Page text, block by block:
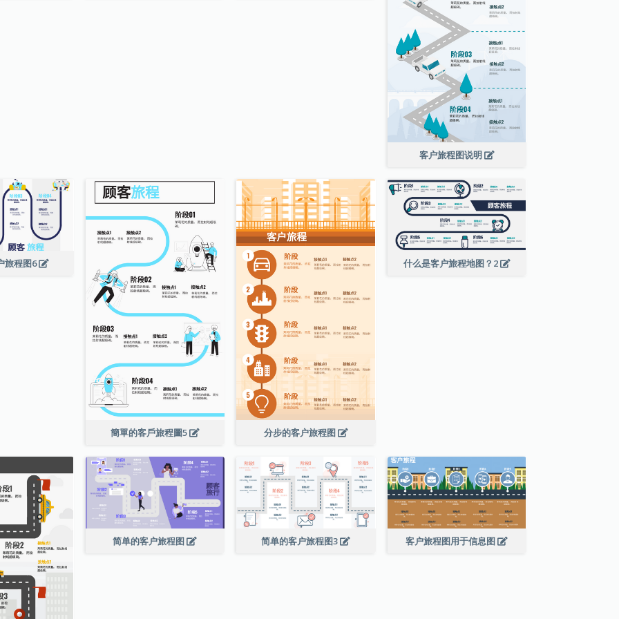
客户旅程图说明
旅程图6
簡單的客戶旅程圖5 分步的客户旅程图
什么是客户旅程地图？2
简单的客户旅程图 简单的客户旅程图3 客户旅程图用于信息图